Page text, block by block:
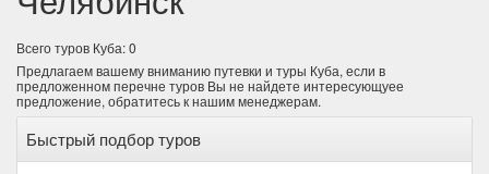
Всего туров Куба: 0
Предлагаем вашему вниманию путевки и туры Куба, если в
предложенном перечне туров Вы не найдете интересующуее
предложение, обратитесь к нашим менеджерам.
Быстрый подбор туров